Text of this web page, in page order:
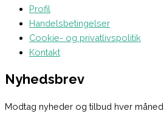
Profil
Handelsbetingelser
Cookie- og privatlivspolitik
Kontakt
Nyhedsbrev
Modtag nyheder og tilbud hver måned